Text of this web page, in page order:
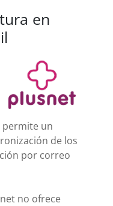
en
permite un
de los
por correo
no ofrece